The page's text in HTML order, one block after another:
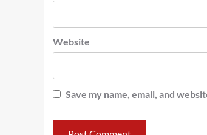
Website
Save my name, email, and